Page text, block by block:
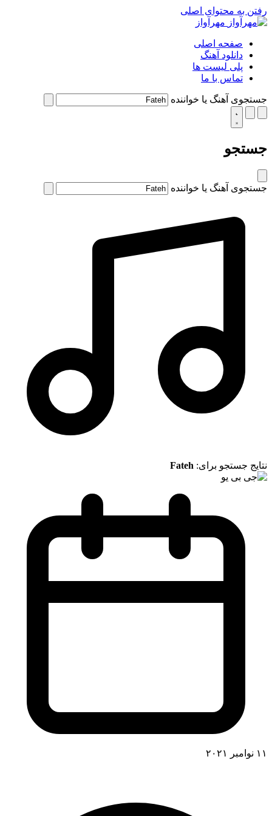
رفتن به محتوای اصلی
مهرآواز
صفحه اصلی
دانلود آهنگ
پلی لیست ها
تماس با ما
جستجوی آهنگ یا خواننده
جستجو
جستجوی آهنگ یا خواننده
نتایج جستجو برای: Fateh
۱۱ نوامبر ۲۰۲۱